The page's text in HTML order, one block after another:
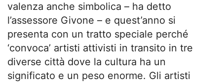
valenza anche simbolica – ha detto
l’assessore Givone – e quest’anno si
presenta con un tratto speciale perché
‘convoca’ artisti attivisti in transito in tre
diverse città dove la cultura ha un
significato e un peso enorme. Gli artisti